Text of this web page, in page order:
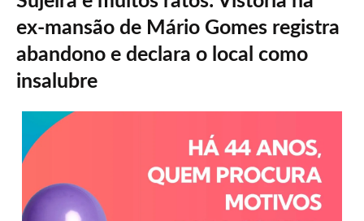
ex-mansão de Mário Gomes registra
abandono e declara o local como
insalubre